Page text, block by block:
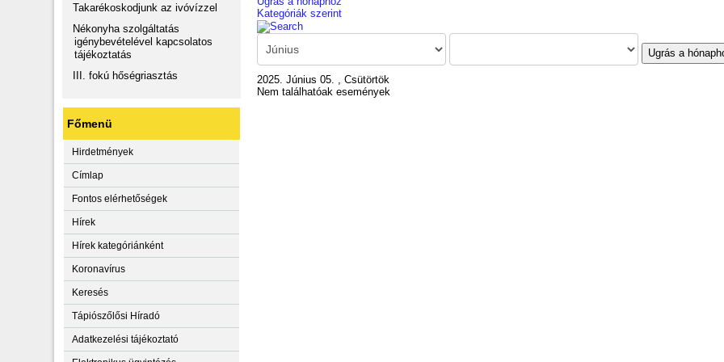
Takarékoskodjunk az ivóvízzel
Nékonyha szolgáltatás
igénybevételével kapcsolatos
tájékoztatás
III. fokú hőségriasztás
Főmenü
Hirdetmények
Címlap
Fontos elérhetőségek
Hírek
Hírek kategóriánként
Koronavírus
Keresés
Tápiószőlősi Híradó
Adatkezelési tájékoztató
Kategóriák szerint
Ugrás a
2025. Június 05. , Csütörtök
Nem találhatóak események